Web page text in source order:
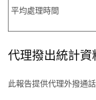
平均處理時間
代理撥出統計
此報告提供代理外撥通